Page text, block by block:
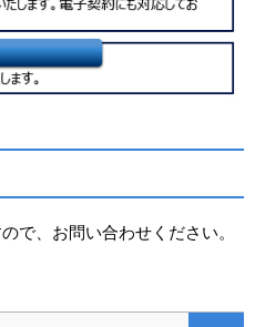
で、お問い合わせください。